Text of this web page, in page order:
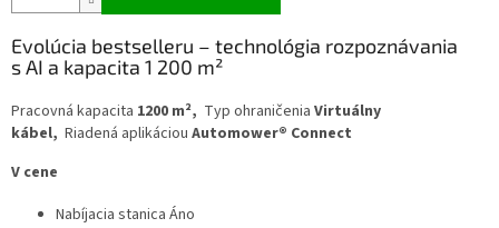
Evolúcia bestselleru – technológia rozpoznávania
s AI a kapacita 1 200 m²
Pracovná kapacita 1200 m², Typ ohraničenia Virtuálny
kábel, Riadená aplikáciou Automower® Connect
V cene
Nabíjacia stanica Áno